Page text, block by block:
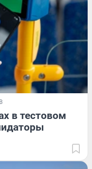
в тестовом